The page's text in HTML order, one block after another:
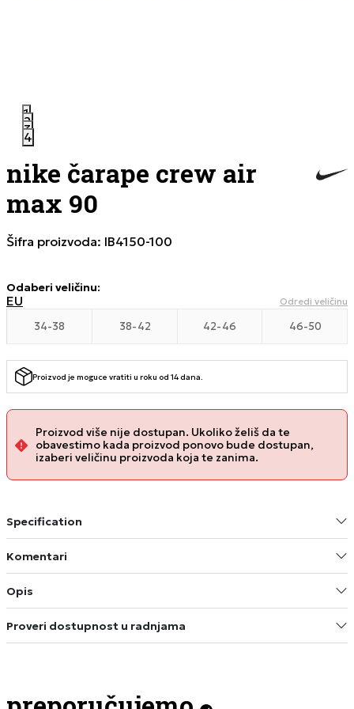
1
2
3
4
nike čarape crew air
max 90
Šifra proizvoda: IB4150-100
Odaberi veličinu:
EU Odredi veličinu
34-38 38-42 42-46 46-50
Proizvod je moguce vratiti u roku od 14 dana.
Proizvod više nije dostupan. Ukoliko želiš da te
obavestimo kada proizvod ponovo bude dostupan,
izaberi veličinu proizvoda koja te zanima.
Specification
Komentari
Opis
Proveri dostupnost u radnjama